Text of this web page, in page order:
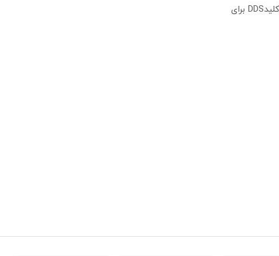
مستقیم به KX-DT543 وKX-DT546 را دارا می باشد.دارای جایگاه انتخاب مستقیم،قابلیت اتصال حداکترتا4 کنسولDDS برای هرتلفن،48کلیدDDS برای